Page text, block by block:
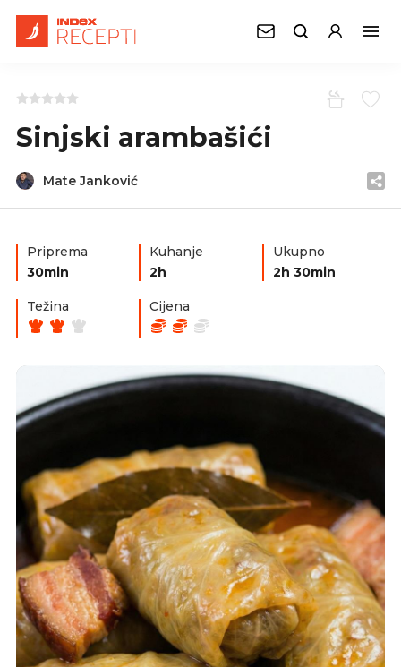
Sinjski arambašići
Mate Janković
Priprema
30min
Kuhanje
2h
Ukupno
2h 30min
Težina Cijena